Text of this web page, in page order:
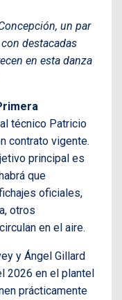
un par
destacadas
en esta danza
técnico Patricio
contrato vigente.
principal es
que
oficiales,
otros
en el aire.
y Ángel Gillard
2026 en el plantel
prácticamente